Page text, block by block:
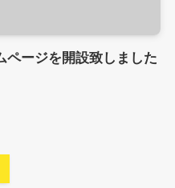
ページを開設致しました